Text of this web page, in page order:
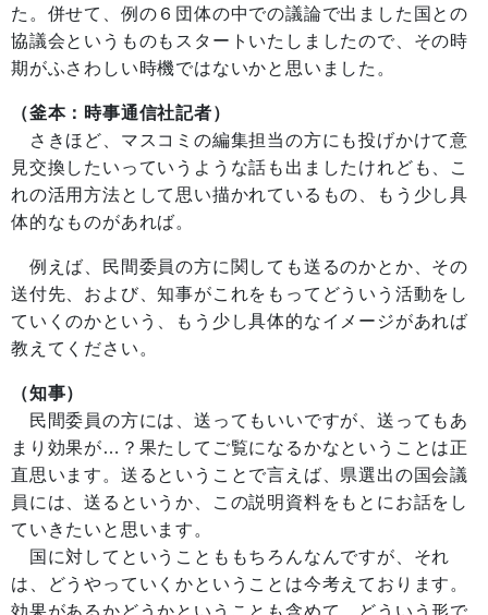
た。併せて、例の６団体の中での議論で出ました国との
協議会というものもスタートいたしましたので、その時
期がふさわしい時機ではないかと思いました。
（釜本：時事通信社記者）
さきほど、マスコミの編集担当の方にも投げかけて意
見交換したいっていうような話も出ましたけれども、こ
れの活用方法として思い描かれているもの、もう少し具
体的なものがあれば。
例えば、民間委員の方に関しても送るのかとか、その
送付先、および、知事がこれをもってどういう活動をし
ていくのかという、もう少し具体的なイメージがあれば
教えてください。
（知事）
民間委員の方には、送ってもいいですが、送ってもあ
まり効果が…？果たしてご覧になるかなということは正
直思います。送るということで言えば、県選出の国会議
員には、送るというか、この説明資料をもとにお話をし
ていきたいと思います。
国に対してということももちろんなんですが、それ
は、どうやっていくかということは今考えております。
効果があるかどうかということも含めて、どういう形で